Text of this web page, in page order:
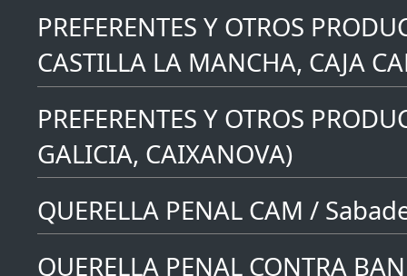
PREFERENTES Y OTROS
CASTILLA LA MANCHA, CAJA
PREFERENTES Y OTROS
GALICIA, CAIXANOVA)
QUERELLA PENAL CAM /
QUERELLA PENAL CONTRA